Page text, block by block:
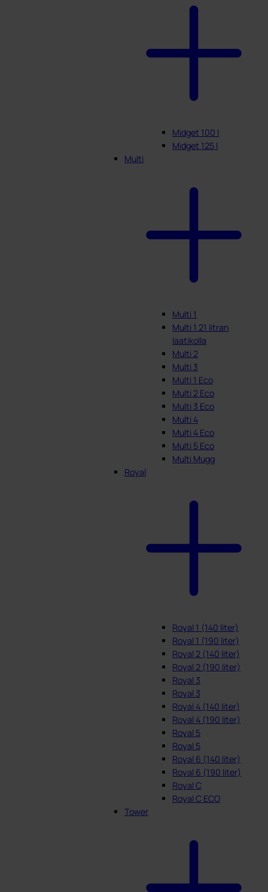
Midget 100 l
Midget 125 l
Multi
Multi 1
Multi 1 21 litran
laatikolla
Multi 2
Multi 3
Multi 1 Eco
Multi 2 Eco
Multi 3 Eco
Multi 4
Multi 4 Eco
Multi 5 Eco
Multi Mugg
Royal
Royal 1 (140 liter)
Royal 1 (190 liter)
Royal 2 (140 liter)
Royal 2 (190 liter)
Royal 3
Royal 3
Royal 4 (140 liter)
Royal 4 (190 liter)
Royal 5
Royal 5
Royal 6 (140 liter)
Royal 6 (190 liter)
Royal C
Royal C ECO
Tower